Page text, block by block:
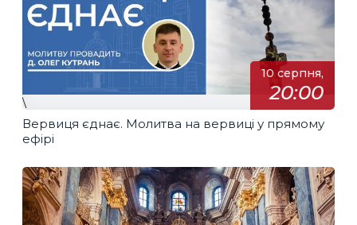
10 серпня,
20:00
\
Вервиця єднає. Молитва на вервиці у прямому
ефірі